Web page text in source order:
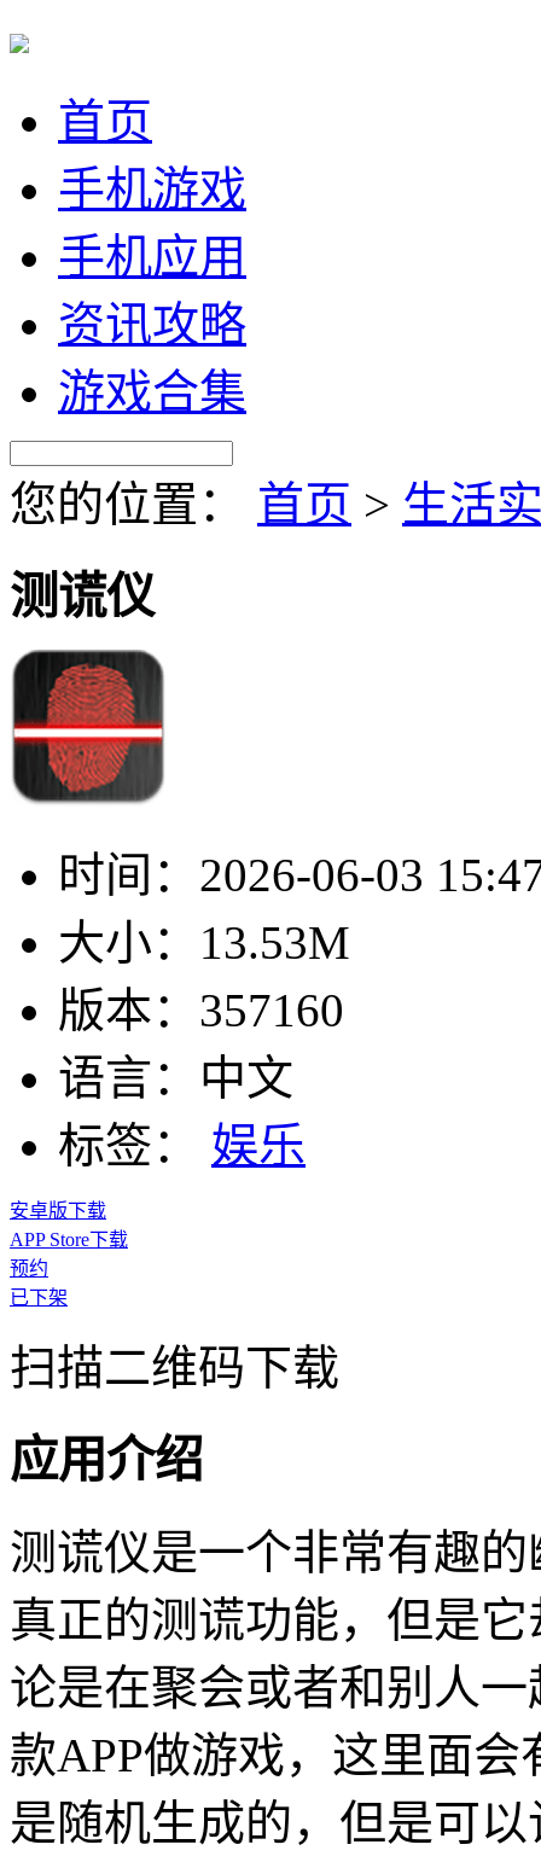
首页
手机游戏
手机应用
资讯攻略
游戏合集
您的位置： 首页 > 生活
测谎仪
时间： 2026-06-03
大小： 13.53M
版本： 357160
语言： 中文
标签：
娱乐
安卓版下载
APP Store下载
预约
已下架
扫描二维码下载
应用介绍
测谎仪是一个非常有趣
真正的测谎功能，但是
论是在聚会或者和别人
款APP做游戏，这里面
是随机生成的，但是可